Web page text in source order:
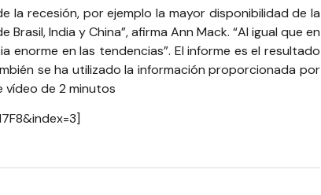
la recesión, por ejemplo la mayor disponibilidad de la
India y China”, afirma Ann Mack. “Al igual que en
en las tendencias”. El informe es el resultado
se ha utilizado la información proporcionada por
vídeo de 2 minutos